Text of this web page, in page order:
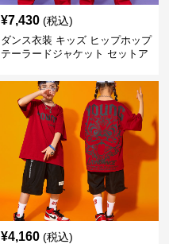
¥7,430 (税込)
ダンス衣装 キッズ ヒップホップ
テーラードジャケット セットア
¥4,160 (税込)